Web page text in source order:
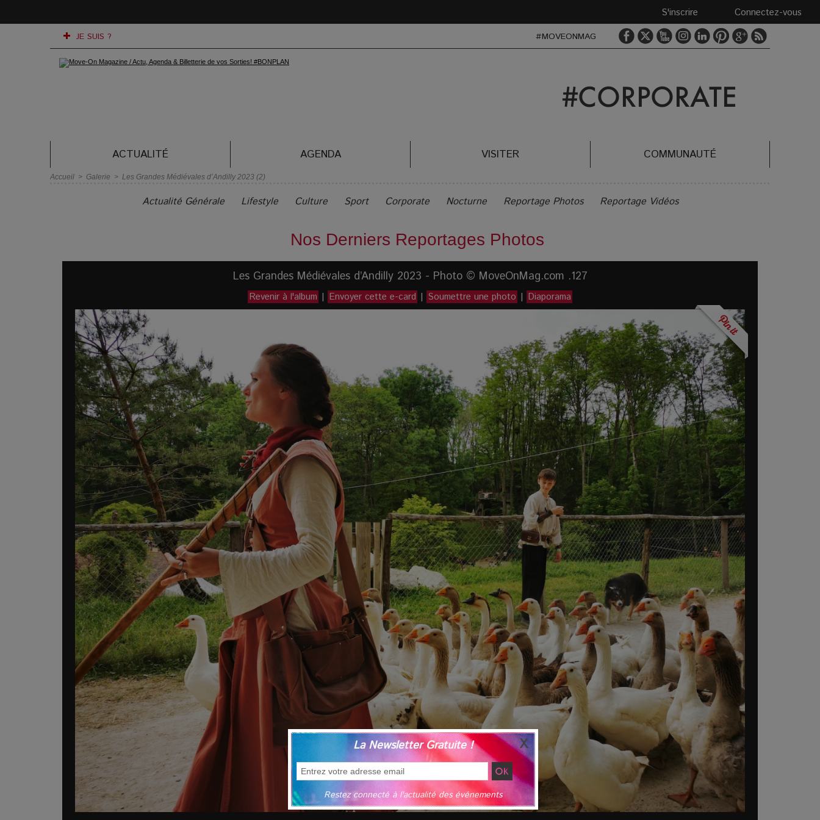
Connectez-vous
S'inscrire
JE SUIS ? #MOVEONMAG
ACTUALITÉ AGENDA VISITER COMMUNAUTÉ
Accueil > Galerie > Les Grandes Médiévales d’Andilly 2023 (2)
Actualité Générale Lifestyle Culture Sport Corporate Nocturne Reportage Photos Reportage Vidéos
Nos Derniers Reportages Photos
Les Grandes Médiévales d’Andilly 2023 - Photo © MoveOnMag.com .127
Revenir à l'album | Envoyer cette e-card | Soumettre une photo | Diaporama
La Newsletter Gratuite !
Restez connecté à l'actualité des événements